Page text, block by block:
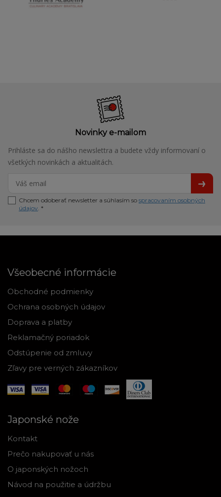
Novinky e-mailom
Prihláste sa do nášho newslettra a budete vždy informovaní o
všetkých novinkách a aktualitách.
Chcem odoberať newsletter a súhlasím so spracovaním osobných
údajov. *
Všeobecné informácie
Obchodné podmienky
Ochrana osobných údajov
Doprava a platby
Reklamačný poriadok
Odstúpenie od zmluvy
Zľavy pre verných zákazníkov
Japonské nože
Kontakt
Prečo nakupovať u nás
O japonských nožoch
Návod na použitie a údržbu